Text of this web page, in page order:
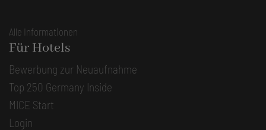
Alle Informationen
Für Hotels
Bewerbung zur Neuaufnahme
Top 250 Germany Inside
MICE Start
Login